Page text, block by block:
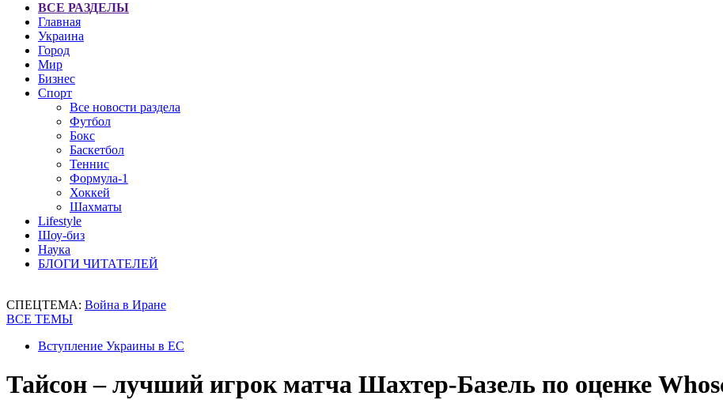
ВСЕ РАЗДЕЛЫ
Главная
Украина
Город
Мир
Бизнес
Спорт
Все новости раздела
Футбол
Бокс
Баскетбол
Теннис
Формула-1
Хоккей
Шахматы
Lifestyle
Шоу-биз
Наука
БЛОГИ ЧИТАТЕЛЕЙ
СПЕЦТЕМА: Война в Иране
ВСЕ ТЕМЫ
Вступление Украины в ЕС
Тайсон – лучший игрок матча Шахтер-Базель по оценке